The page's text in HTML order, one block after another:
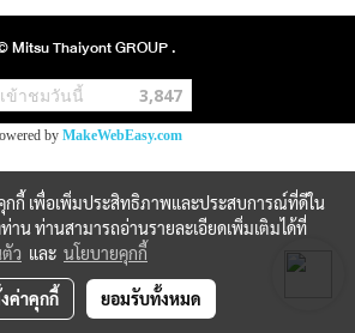
Mitsu Thaiyont GROUP .
ข้าชมวันนี้ 3,847
by MakeWebEasy.com
กกี้ เพื่อเพิ่มประสิทธิภาพและประสบการณ์ที่ดีใน
ท่าน ท่านสามารถอ่านรายละเอียดเพิ่มเติมได้ที่
ว และ นโยบายคุกกี้
ค่าคุกกี้ ยอมรับทั้งหมด